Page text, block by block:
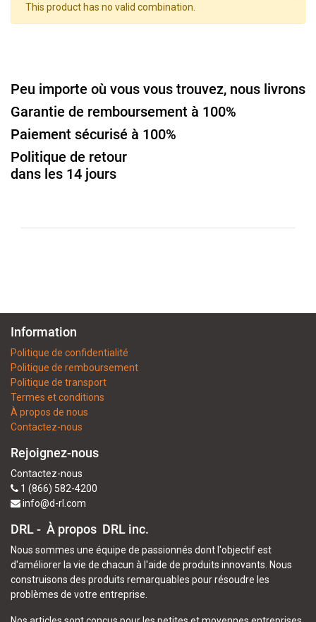
This product has no valid combination.
Peu importe où vous vous trouvez, nous livrons
Garantie de remboursement à 100%
Paiement sécurisé à 100%
Politique de retour
dans les 14 jours
Information
Politique de confidentialité
Politique de remboursement
Politique de transport
Termes et conditions
À propos de nous
Contactez-nous
Rejoignez-nous
Contactez-nous
1 (866) 582-4200
info@d-rl.com
DRL - À propos DRL inc.
Nous sommes une équipe de passionnés dont l'objectif est
d'améliorer la vie de chacun à l'aide de produits innovants. Nous
construisons des produits remarquables pour résoudre les
problèmes de votre entreprise.